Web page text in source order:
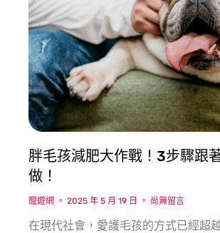
胖毛孩減肥大作戰！3步驟跟
做！
寵遊網 2025 年 5 月 19 日 尚無留言
在現代社會，愛護毛孩的方式已經超